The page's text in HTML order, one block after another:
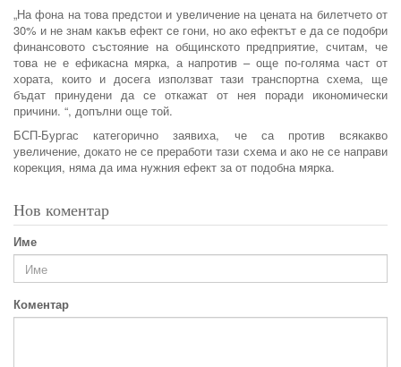
„На фона на това предстои и увеличение на цената на билетчето от
30% и не знам какъв ефект се гони, но ако ефектът е да се подобри
финансовото състояние на общинското предприятие, считам, че
това не е ефикасна мярка, а напротив – още по-голяма част от
хората, които и досега използват тази транспортна схема, ще
бъдат принудени да се откажат от нея поради икономически
причини. “, допълни още той.
БСП-Бургас категорично заявиха, че са против всякакво
увеличение, докато не се преработи тази схема и ако не се направи
корекция, няма да има нужния ефект за от подобна мярка.
Нов коментар
Име
Коментар